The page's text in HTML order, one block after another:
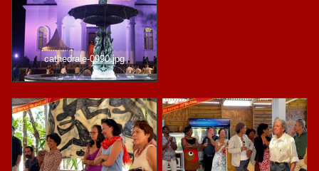
cathedrale-0990.jpg